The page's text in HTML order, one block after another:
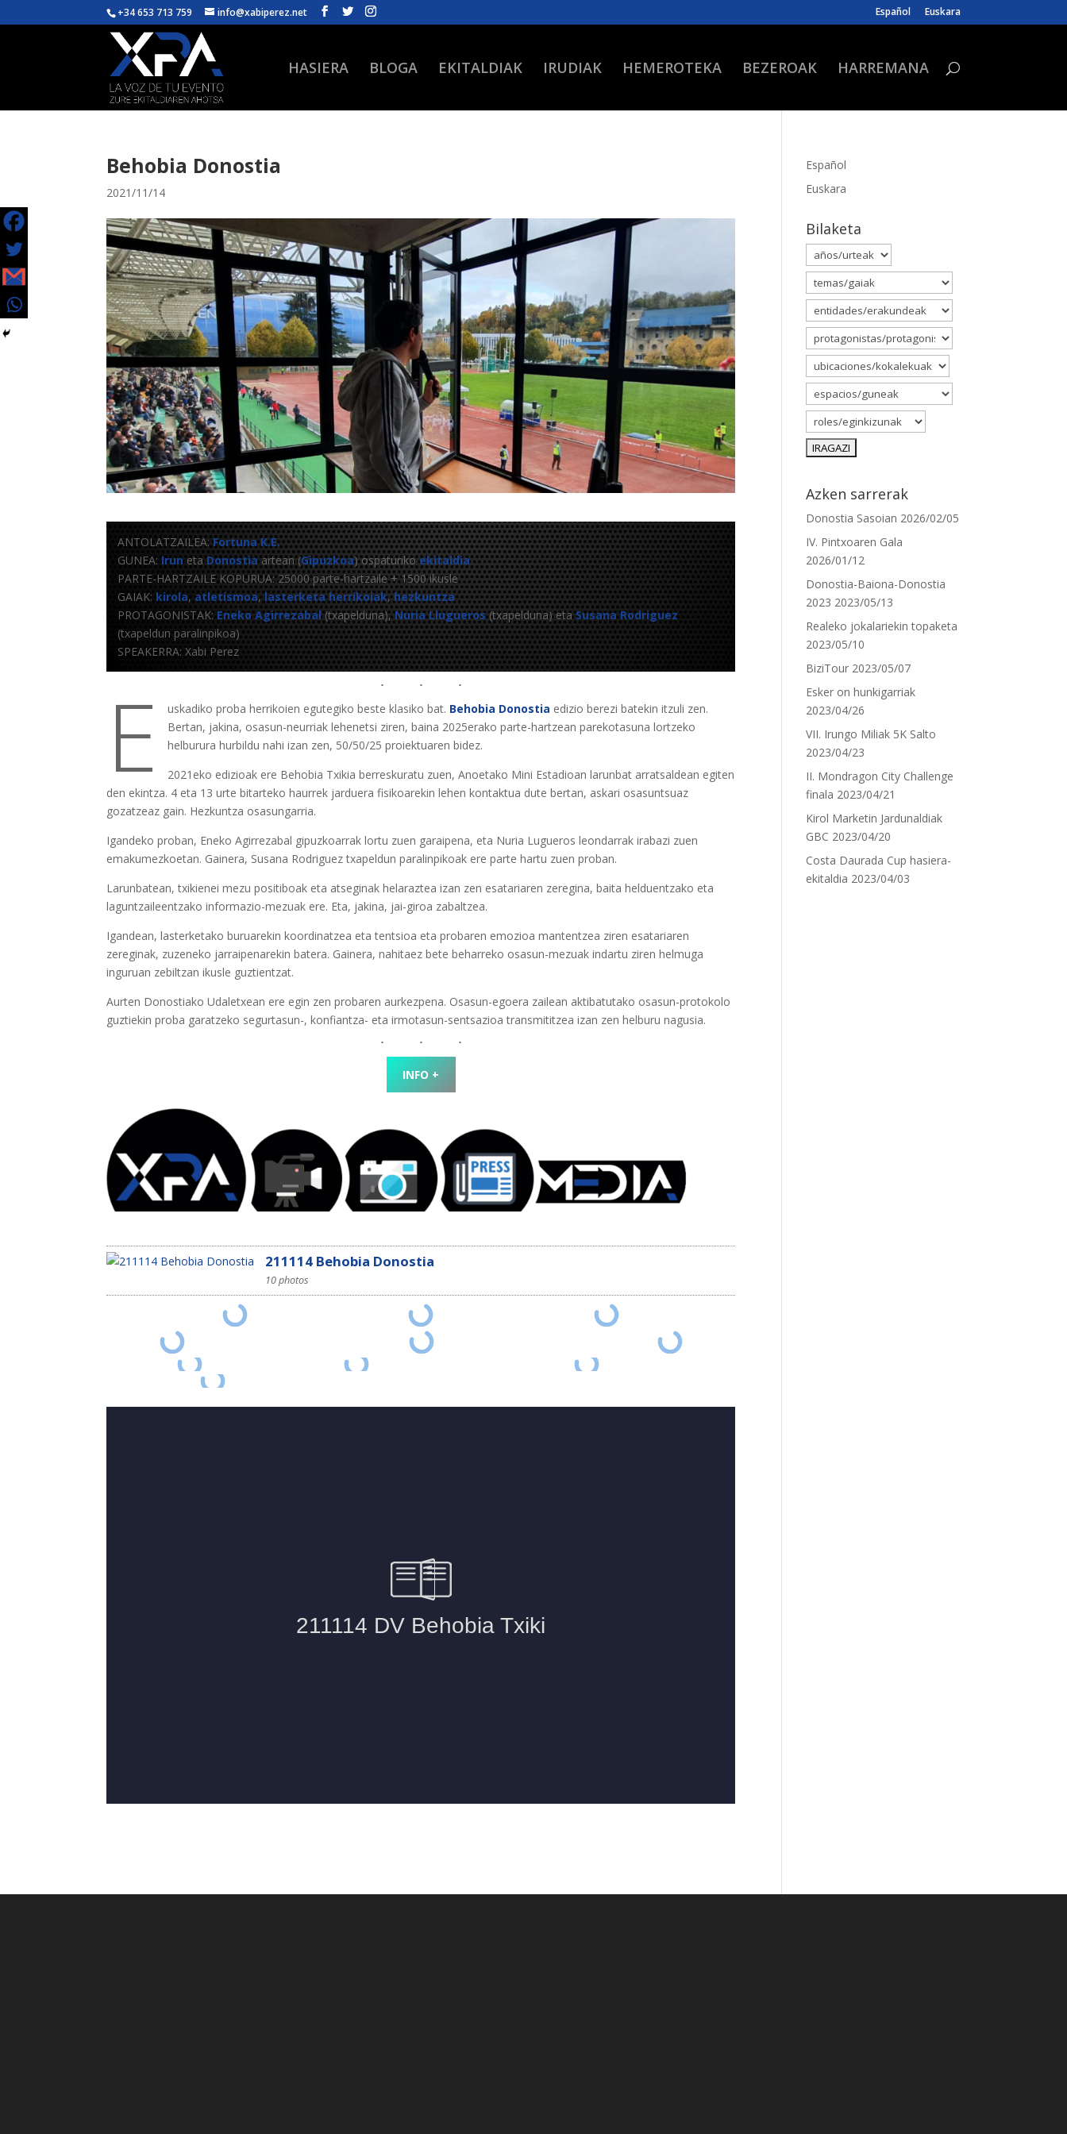
+34 653 713 759 info@xabiperez.net Español Euskara
HASIERA BLOGA EKITALDIAK IRUDIAK HEMEROTEKA BEZEROAK HARREMANA
Behobia Donostia
2021/11/14
ANTOLATZAILEA:Fortuna K.E.
GUNEA: Irun eta Donostiaartean (Gipuzkoa) ospaturikoekitaldia
PARTE-HARTZAILE KOPURUA: 25000 parte-hartzaile + 1500 ikusle
GAIAK: kirola, atletismoa,lasterketa herrikoiak,hezkuntza
PROTAGONISTAK: Eneko Agirrezabal(txapelduna),Nuria Llugueros(txapelduna) etaSusana Rodriguez
(txapeldun paralinpikoa)
SPEAKERRA: Xabi Perez
E uskadiko proba herrikoien egutegiko beste klasiko bat. Behobia Donostia edizio berezi batekin itzuli zen.
Bertan, jakina, osasun-neurriak lehenetsi ziren, baina 2025erako parte-hartzean parekotasuna lortzeko
helburura hurbildu nahi izan zen, 50/50/25 proiektuaren bidez.
2021eko edizioak ere Behobia Txikia berreskuratu zuen, Anoetako Mini Estadioan larunbat arratsaldean egiten
den ekintza. 4 eta 13 urte bitarteko haurrek jarduera fisikoarekin lehen kontaktua dute bertan, askari osasuntsuaz
gozatzeaz gain. Hezkuntza osasungarria.
Igandeko proban, Eneko Agirrezabal gipuzkoarrak lortu zuen garaipena, eta Nuria Lugueros leondarrak irabazi zuen
emakumezkoetan. Gainera, Susana Rodriguez txapeldun paralinpikoak ere parte hartu zuen proban.
Larunbatean, txikienei mezu positiboak eta atseginak helaraztea izan zen esatariaren zeregina, baita helduentzako eta
laguntzaileentzako informazio-mezuak ere. Eta, jakina, jai-giroa zabaltzea.
Igandean, lasterketako buruarekin koordinatzea eta tentsioa eta probaren emozioa mantentzea ziren esatariaren
zereginak, zuzeneko jarraipenarekin batera. Gainera, nahitaez bete beharreko osasun-mezuak indartu ziren helmuga
inguruan zebiltzan ikusle guztientzat.
Aurten Donostiako Udaletxean ere egin zen probaren aurkezpena. Osasun-egoera zailean aktibatutako osasun-protokolo
guztiekin proba garatzeko segurtasun-, konfiantza- eta irmotasun-sentsazioa transmititzea izan zen helburu nagusia.
INFO +
211114 Behobia Donostia
10 photos
Español
Euskara
Bilaketa
Azken sarrerak
Donostia Sasoian 2026/02/05
IV. Pintxoaren Gala
2026/01/12
Donostia-Baiona-Donostia
2023 2023/05/13
Realeko jokalariekin topaketa
2023/05/10
BiziTour 2023/05/07
Esker on hunkigarriak
2023/04/26
VII. Irungo Miliak 5K Salto
2023/04/23
II. Mondragon City Challenge
finala 2023/04/21
Kirol Marketin Jardunaldiak
GBC 2023/04/20
Costa Daurada Cup hasiera-
ekitaldia 2023/04/03